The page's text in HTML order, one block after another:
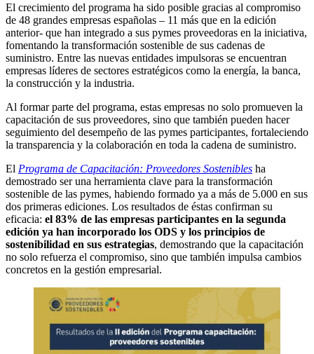
El crecimiento del programa ha sido posible gracias al compromiso
de 48 grandes empresas españolas – 11 más que en la edición
anterior- que han integrado a sus pymes proveedoras en la iniciativa,
fomentando la transformación sostenible de sus cadenas de
suministro. Entre las nuevas entidades impulsoras se encuentran
empresas líderes de sectores estratégicos como la energía, la banca,
la construcción y la industria.
Al formar parte del programa, estas empresas no solo promueven la
capacitación de sus proveedores, sino que también pueden hacer
seguimiento del desempeño de las pymes participantes, fortaleciendo
la transparencia y la colaboración en toda la cadena de suministro.
El Programa de Capacitación: Proveedores Sostenibles ha
demostrado ser una herramienta clave para la transformación
sostenible de las pymes, habiendo formado ya a más de 5.000 en sus
dos primeras ediciones. Los resultados de éstas confirman su
eficacia: el 83% de las empresas participantes en la segunda
edición ya han incorporado los ODS y los principios de
sostenibilidad en sus estrategias, demostrando que la capacitación
no solo refuerza el compromiso, sino que también impulsa cambios
concretos en la gestión empresarial.